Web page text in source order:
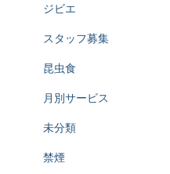
ジビエ
スタッフ募集
昆虫食
月別サービス
未分類
禁煙